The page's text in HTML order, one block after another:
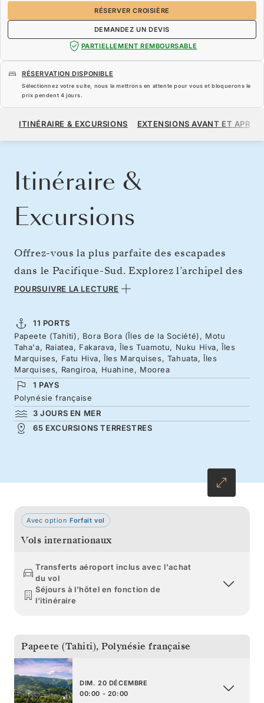
RÉSERVER CROISIÈRE
DEMANDEZ UN DEVIS
PARTIELLEMENT REMBOURSABLE
RÉSERVATION DISPONIBLE
Sélectionnez votre suite, nous la mettrons en attente pour vous et bloquerons le
prix pendent 4 jours.
À PARTIR DE 7 210 $US
ITINÉRAIRE & EXCURSIONS EXTENSIONS AVANT ET APRÈS
Itinéraire &
Excursions
Offrez-vous la plus parfaite des escapades
dans le Pacifique-Sud. Explorez l’archipel des
Tuamotu et les îles Marquises lors d’un voyage
départ de Tahiti sera couronnée pour un
réveillon de Noël à l’ombre des palmiers
alanguis de Fakarava. Chaque jour apporte son
lot de surprises : plongée avec masque et tuba
dans des fonds exceptionnels, plages désertes
romantiques ou sites culturels sacrés.
Immergez-vous dans des paysages marins
POURSUIVRE LA LECTURE
11 PORTS
Papeete (Tahiti), Bora Bora (Îles de la Société), Motu
Taha'a, Raiatea, Fakarava, Îles Tuamotu, Nuku Hiva, Îles
Marquises, Fatu Hiva, Îles Marquises, Tahuata, Îles
Marquises, Rangiroa, Huahine, Moorea
1 PAYS
Polynésie française
3 JOURS EN MER
65 EXCURSIONS TERRESTRES
Avec option Forfait vol
Vols internationaux
Transferts aéroport inclus avec l'achat
du vol
Séjours à l'hôtel en fonction de
l'itinéraire
Papeete (Tahiti), Polynésie française
DIM. 20 DÉCEMBRE
00:00 - 20:00